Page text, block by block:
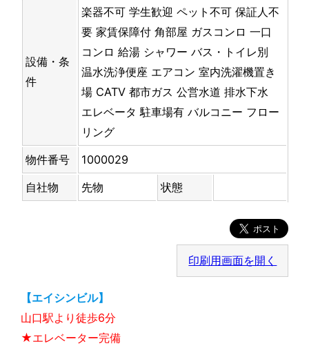
設備・条
件
楽器不可 学生歓迎 ペット不可 保証人不
要 家賃保障付 角部屋 ガスコンロ 一口
コンロ 給湯 シャワー バス・トイレ別
温水洗浄便座 エアコン 室内洗濯機置き
場 CATV 都市ガス 公営水道 排水下水
エレベータ 駐車場有 バルコニー フロー
リング
物件番号
1000029
自社物
先物 状態
印刷用画面を開く
【エイシンビル】
山口駅より徒歩6分
★エレベーター完備